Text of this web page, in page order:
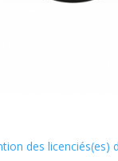
des licenciés(es)